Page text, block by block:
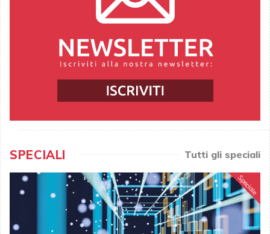
SPECIALI Tutti gli speciali
Speciale